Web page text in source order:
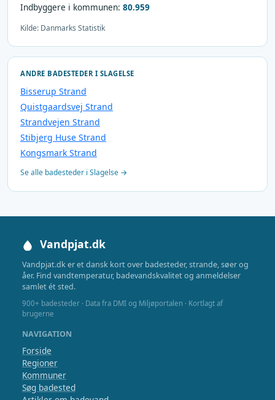
Indbyggere i kommunen: 80.959
Kilde: Danmarks Statistik
ANDRE BADESTEDER I SLAGELSE
Bisserup Strand
Quistgaardsvej Strand
Strandvejen Strand
Stibjerg Huse Strand
Kongsmark Strand
Se alle badesteder i Slagelse →
Vandpjat.dk
Vandpjat.dk er et dansk kort over badesteder, strande, søer og
åer. Find vandtemperatur, badevandskvalitet og anmeldelser
samlet ét sted.
900+ badesteder · Data fra DMI og Miljøportalen · Kortlagt af
brugerne
NAVIGATION
Forside
Regioner
Kommuner
Søg badested